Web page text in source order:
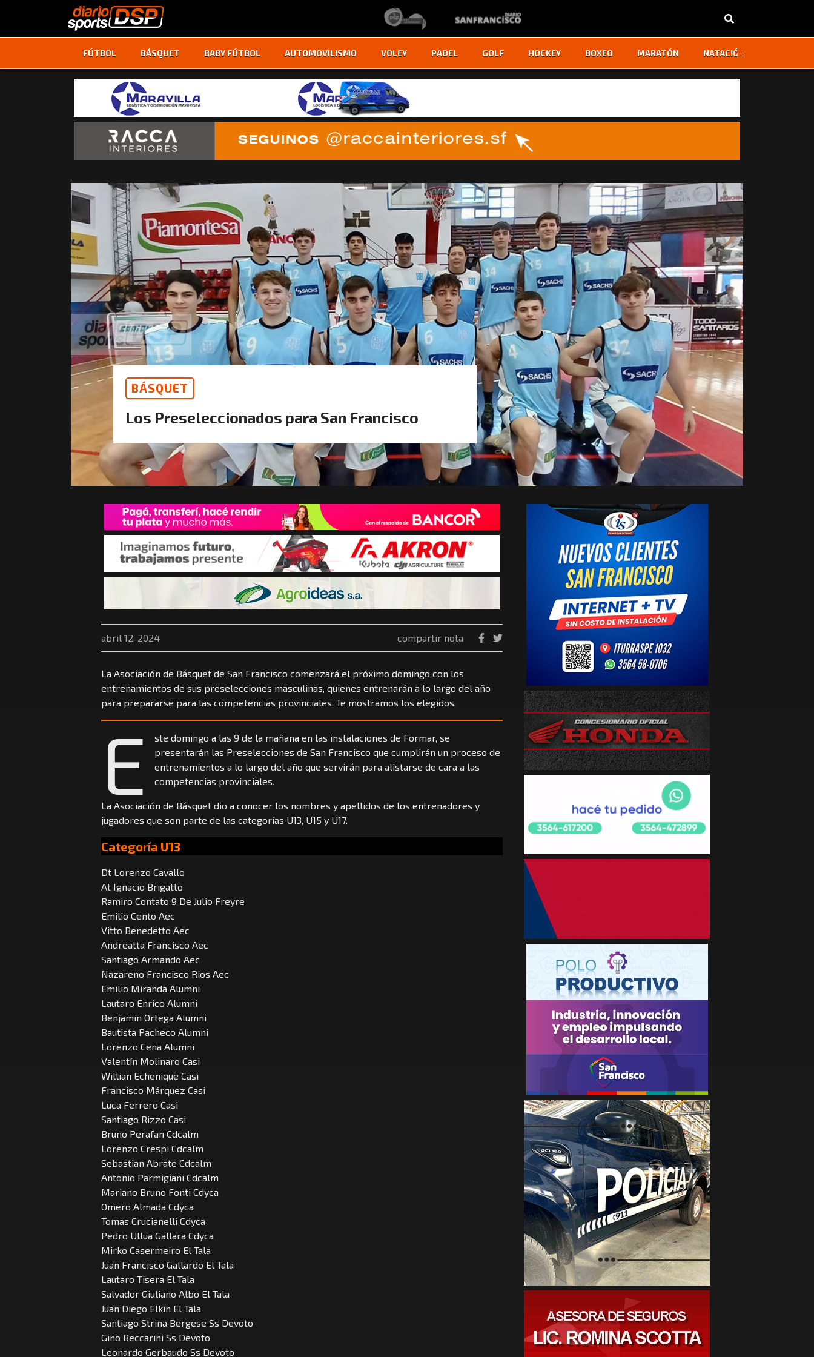
FÚTBOL BÁSQUET BABY FÚTBOL AUTOMOVILISMO VOLEY PADEL GOLF HOCKEY BOXEO MARATÓN NATACIÓN
‹ ›
BÁSQUET
Los Preseleccionados para San Francisco
abril 12, 2024 compartir nota
La Asociación de Básquet de San Francisco comenzará el próximo domingo con los
entrenamientos de sus preselecciones masculinas, quienes entrenarán a lo largo del año
para prepararse para las competencias provinciales. Te mostramos los elegidos.
E
ste domingo a las 9 de la mañana en las instalaciones de Formar, se
presentarán las Preselecciones de San Francisco que cumplirán un proceso de
entrenamientos a lo largo del año que servirán para alistarse de cara a las
competencias provinciales.
La Asociación de Básquet dio a conocer los nombres y apellidos de los entrenadores y
jugadores que son parte de las categorías U13, U15 y U17.
Categoría U13
Dt Lorenzo Cavallo
At Ignacio Brigatto
Ramiro Contato 9 De Julio Freyre
Emilio Cento Aec
Vitto Benedetto Aec
Andreatta Francisco Aec
Santiago Armando Aec
Nazareno Francisco Rios Aec
Emilio Miranda Alumni
Lautaro Enrico Alumni
Benjamin Ortega Alumni
Bautista Pacheco Alumni
Lorenzo Cena Alumni
Valentín Molinaro Casi
Willian Echenique Casi
Francisco Márquez Casi
Luca Ferrero Casi
Santiago Rizzo Casi
Bruno Perafan Cdcalm
Lorenzo Crespi Cdcalm
Sebastian Abrate Cdcalm
Antonio Parmigiani Cdcalm
Mariano Bruno Fonti Cdyca
Omero Almada Cdyca
Tomas Crucianelli Cdyca
Pedro Ullua Gallara Cdyca
Mirko Casermeiro El Tala
Juan Francisco Gallardo El Tala
Lautaro Tisera El Tala
Salvador Giuliano Albo El Tala
Juan Diego Elkin El Tala
Santiago Strina Bergese Ss Devoto
Gino Beccarini Ss Devoto
Leonardo Gerbaudo Ss Devoto